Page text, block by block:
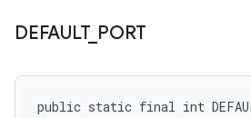
DEFAULT_ PORT
public static final int